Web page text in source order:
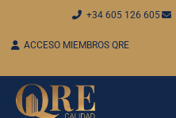
+34 605 126 605
ACCESO MIEMBROS QRE